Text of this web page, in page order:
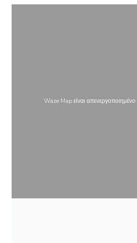
Waze Map είναι απενεργοποιημένο.